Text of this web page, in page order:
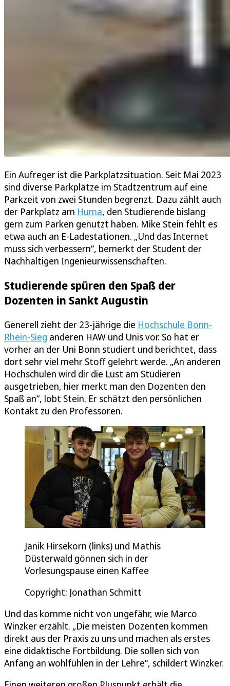
Ein Aufreger ist die Parkplatzsituation. Seit Mai 2023
sind diverse Parkplätze im Stadtzentrum auf eine
Parkzeit von zwei Stunden begrenzt. Dazu zählt auch
der Parkplatz am Huma, den Studierende bislang
gern zum Parken genutzt haben. Mike Stein fehlt es
etwa auch an E-Ladestationen. „Und das Internet
muss sich verbessern“, bemerkt der Student der
Nachhaltigen Ingenieurwissenschaften.
Studierende spüren den Spaß der
Dozenten in Sankt Augustin
Generell zieht der 23-jährige die Hochschule Bonn-
Rhein-Sieg anderen HAW und Unis vor. So hat er
vorher an der Uni Bonn studiert und berichtet, dass
dort sehr viel mehr Stoff gelehrt werde. „An anderen
Hochschulen wird dir die Lust am Studieren
ausgetrieben, hier merkt man den Dozenten den
Spaß an“, lobt Stein. Er schätzt den persönlichen
Kontakt zu den Professoren.
Janik Hirsekorn (links) und Mathis
Düsterwald gönnen sich in der
Vorlesungspause einen Kaffee
Copyright: Jonathan Schmitt
Und das komme nicht von ungefähr, wie Marco
Winzker erzählt. „Die meisten Dozenten kommen
direkt aus der Praxis zu uns und machen als erstes
eine didaktische Fortbildung. Die sollen sich von
Anfang an wohlfühlen in der Lehre“, schildert Winzker.